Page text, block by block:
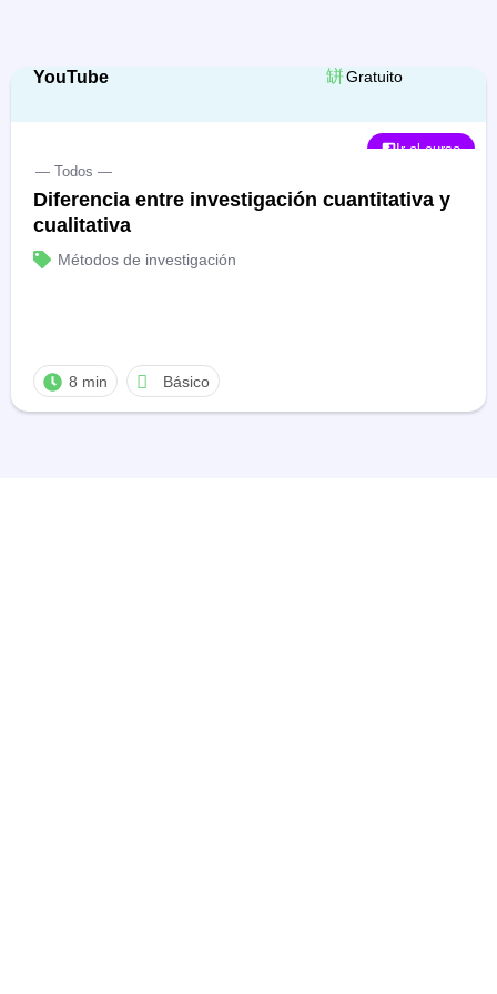
YouTube Gratuito
Ir al curso
— Todos —
Diferencia entre investigación cuantitativa y
cualitativa
Métodos de investigación
8 min Básico